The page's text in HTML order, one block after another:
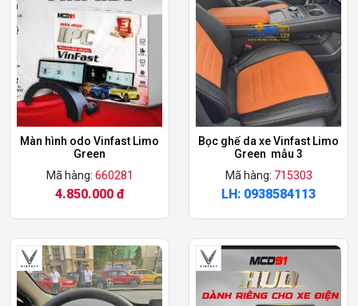
Màn hình odo Vinfast Limo
Green
Mã hàng: 660281
4.850.000 đ
Bọc ghế da xe Vinfast Limo
Green mẫu 3
Mã hàng: 715303
LH: 0938584113